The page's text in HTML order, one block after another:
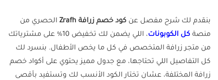
بنقدم لك شرح مفصل عن كود خصم زرافة Zrafh
الحصري من
منصة كل الكوبونات
، اللي يضمن لك تخفيض 10% على مشترياتك
من متجر زرافة المتخصص في كل ما يخص الأطفال. بنسرد لك
كل التفاصيل اللي تحتاجها، مع جدول مميز يحتوي على أكواد خصم
زرافة المختلفة، عشان تختار الكود الأنسب لك وتستفيد بأقصى